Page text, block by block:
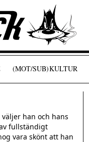
(MOT/SUB)KULTUR
han och hans
fullständigt
vara skönt att han